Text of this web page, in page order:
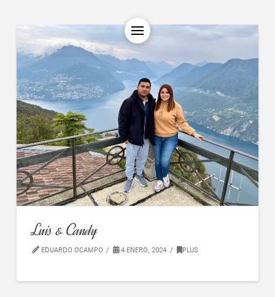
Luis & Candy
EDUARDO OCAMPO 4 ENERO, 2024 PLUS